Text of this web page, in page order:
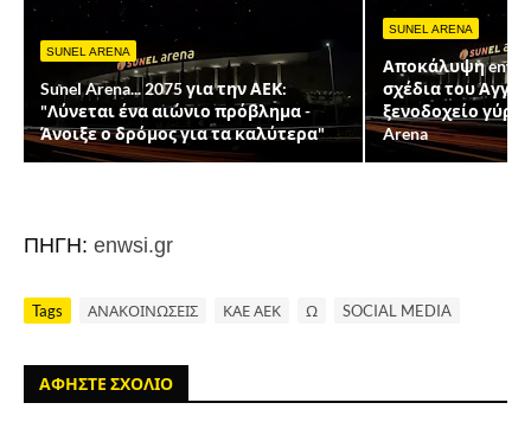
SUNEL ARENA
Sunel Arena... 2075 για την ΑΕΚ:
"Λύνεται ένα αιώνιο πρόβλημα -
Άνοιξε ο δρόμος για τα καλύτερα"
SUNEL ARENA
Αποκάλυψη
σχέδια του
ξενοδοχείο γύρω
Arena
ΠΗΓΗ: enwsi.gr
Tags ΑΝΑΚΟΙΝΩΣΕΙΣ ΚΑΕ ΑΕΚ Ω SOCIAL MEDIA
ΑΦΗΣΤΕ ΣΧΟΛΙΟ